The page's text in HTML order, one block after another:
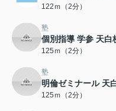
122ｍ（2分）
塾
個別指導 学参 天白
125ｍ（2分）
塾
明倫ゼミナール 天
125ｍ（2分）